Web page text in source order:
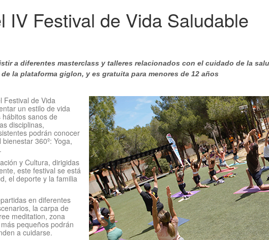
IV Festival de Vida Saludable
a diferentes masterclass y talleres relacionados con el cuidado de la
la plataforma giglon, y es gratuita para menores de 12 años
Festival de Vida
un estilo de vida
sanos de
disciplinas,
podrán conocer
360º: Yoga,
y Cultura, dirigidas
este festival se está
el deporte y la familia
en diferentes
la carpa de
meditation, zona
pequeños podrán
a cuidarse.